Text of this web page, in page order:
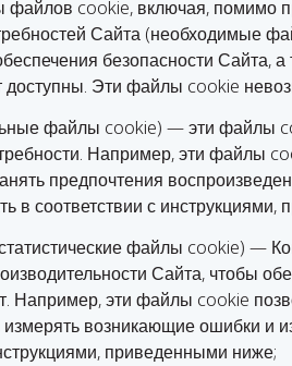
файлов cookie, включая, помимо
Сайта (необходимые
безопасности
Эти файлы cookie
файлы cookie) — эти файлы
Например, эти файлы
предпочтения
в соответствии с
файлы cookie) —
Сайта, чтобы
Например, эти файлы cookie
возникающие ошибки и
приведенными ниже;